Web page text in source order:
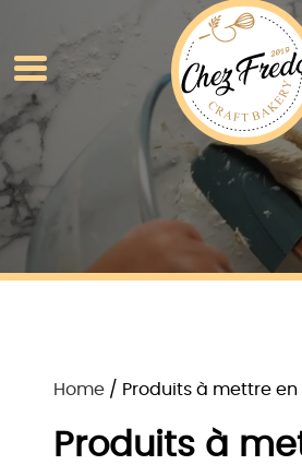
Home / Produits à mettre
Produits à